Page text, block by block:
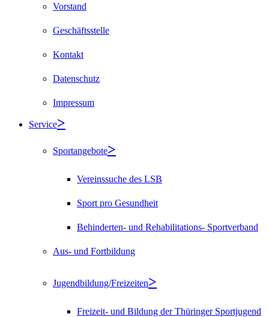
Vorstand
Geschäftsstelle
Kontakt
Datenschutz
Impressum
Service
Sportangebote
Vereinssuche des LSB
Sport pro Gesundheit
Behinderten- und Rehabilitations- Sportverband
Aus- und Fortbildung
Jugendbildung/Freizeiten
Freizeit- und Bildung der Thüringer Sportjugend